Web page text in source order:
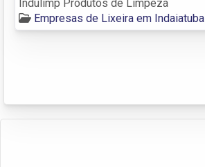
Indulimp Produtos de Limpeza
Empresas de Lixeira em Indaiatuba